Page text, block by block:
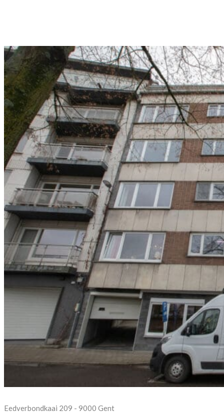
Eedverbondkaai 209 - 9000 Gent